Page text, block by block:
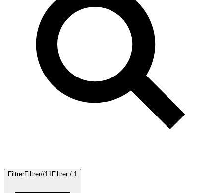
FiltrerFiltrer//1 1 Filtrer / 1